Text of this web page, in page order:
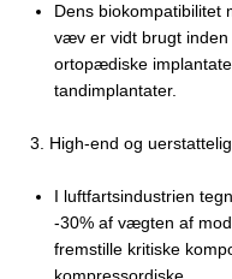
Dens biokompatibilitet
væv er vidt brugt inden
ortopædiske
tandimplantater.
3. High-end og
I luftfartsindustrien
-30% af vægten af
fremstille kritiske